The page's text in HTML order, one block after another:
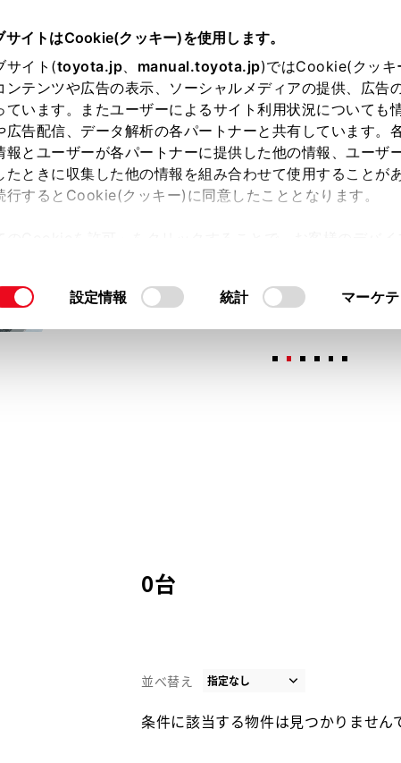
サイトはCookie(クッキー)を使用します。
サイト(toyota.jp、 manual.toyota.jp)ではCookie(クッキ
ンテンツや広告の表示、ソーシャルメディアの提供、広告
ています。またユーザーによるサイト利用状況についても
広告配信、データ解析の各パートナーと共有しています。
報とユーザーが各パートナーに提供した他の情報、ユーザ
たときに収集した他の情報を組み合わせて使用することが
行するとCookie(クッキー)に同意したこととなります。
覧ください。設定情報 統計 マーケ
ックス
力 3つの買い方 オンライン購入お気に入り 保存した見積り
0台
並べ替え
条件に該当する物件は見つかりません